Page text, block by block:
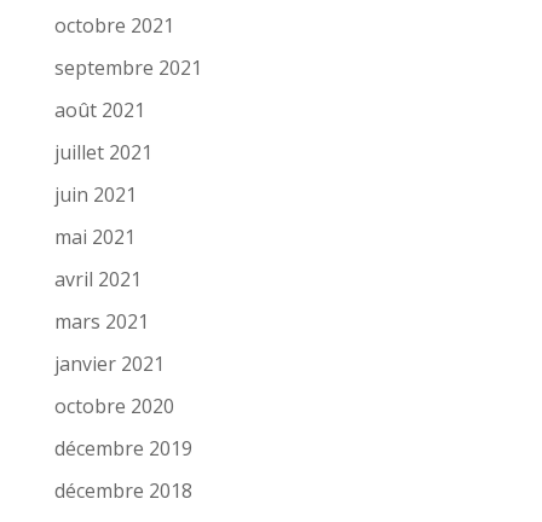
octobre 2021
septembre 2021
août 2021
juillet 2021
juin 2021
mai 2021
avril 2021
mars 2021
janvier 2021
octobre 2020
décembre 2019
décembre 2018